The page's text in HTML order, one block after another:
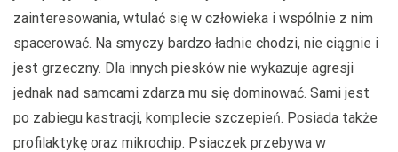
zainteresowania, wtulać się w człowieka i wspólnie z nim
spacerować. Na smyczy bardzo ładnie chodzi, nie ciągnie i
jest grzeczny. Dla innych piesków nie wykazuje agresji
jednak nad samcami zdarza mu się dominować. Sami jest
po zabiegu kastracji, komplecie szczepień. Posiada także
profilaktykę oraz mikrochip. Psiaczek przebywa w